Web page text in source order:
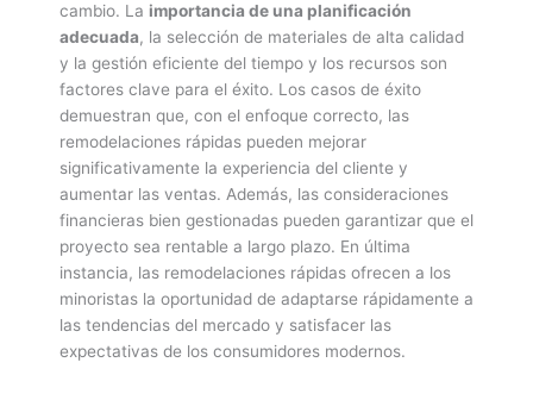
cambio. La importancia de una planificación
adecuada, la selección de materiales de alta calidad
y la gestión eficiente del tiempo y los recursos son
factores clave para el éxito. Los casos de éxito
demuestran que, con el enfoque correcto, las
remodelaciones rápidas pueden mejorar
significativamente la experiencia del cliente y
aumentar las ventas. Además, las consideraciones
financieras bien gestionadas pueden garantizar que el
proyecto sea rentable a largo plazo. En última
instancia, las remodelaciones rápidas ofrecen a los
minoristas la oportunidad de adaptarse rápidamente a
las tendencias del mercado y satisfacer las
expectativas de los consumidores modernos.